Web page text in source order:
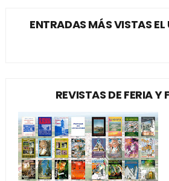
ENTRADAS MÁS VISTAS
REVISTAS DE FERIA Y